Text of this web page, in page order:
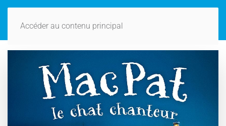
Accéder au contenu principal